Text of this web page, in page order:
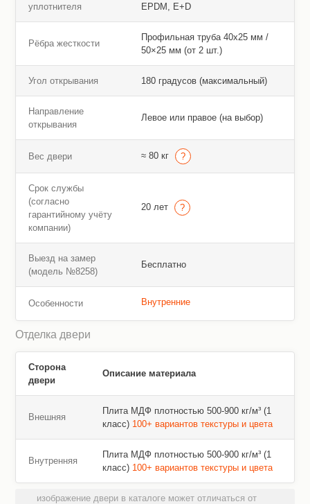
уплотнителя
EPDM, E+D
Рёбра жесткости
Профильная труба 40х25 мм /
50×25 мм (от 2 шт.)
Угол открывания 180 градусов (максимальный)
Направление
открывания
Левое или правое (на выбор)
Вес двери ≈ 80 кг
Срок службы
(согласно
гарантийному учёту
компании)
20 лет
Выезд на замер
(модель №8258)
Бесплатно
Особенности Внутренние
Отделка двери
Сторона
двери
Описание материала
Внешняя
Плита МДФ плотностью 500-900 кг/м³ (1
класс) 100+ вариантов текстуры и цвета
Внутренняя
Плита МДФ плотностью 500-900 кг/м³ (1
класс) 100+ вариантов текстуры и цвета
изображение двери в каталоге может отличаться от